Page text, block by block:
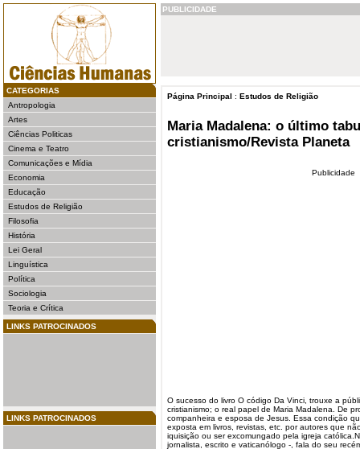
CATEGORIAS
Antropologia
Artes
Ciências Politicas
Cinema e Teatro
Comunicações e Mídia
Economia
Educação
Estudos de Religião
Filosofia
História
Lei Geral
Linguística
Política
Sociologia
Teoria e Crítica
LINKS PATROCINADOS
LINKS PATROCINADOS
PUBLICIDADE
Página Principal : Estudos de Religião
Maria Madalena: o último
cristianismo/Revista Planeta
Publicidade
O sucesso do livro O código Da Vinci, trouxe a
cristianismo; o real papel de Maria Madalena. De
companheira e esposa de Jesus. Essa condição
exposta em livros, revistas, etc. por autores que
iquisição ou ser excomungado pela igreja
jornalista, escrito e vaticanólogo -, fala do seu